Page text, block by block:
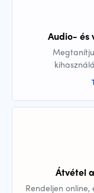
Audio- és
Átvétel
Rendeljen